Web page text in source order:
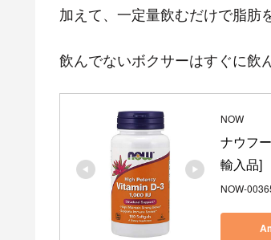
加えて、一定量飲むだけで脂肪
飲んでないボクサーはすぐに飲
NOW
ナウフ
輸入品]
NOW-